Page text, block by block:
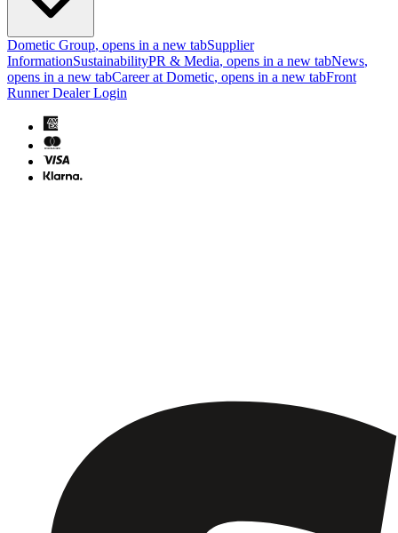
Dometic Group, opens in a new tabSupplier
InformationSustainabilityPR & Media, opens in a new tabNews,
opens in a new tabCareer at Dometic, opens in a new tabFront
Runner Dealer Login